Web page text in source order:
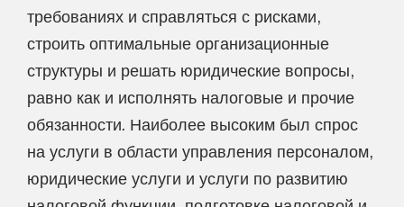
требованиях и справляться с рисками,
строить оптимальные организационные
структуры и решать юридические вопросы,
равно как и исполнять налоговые и прочие
обязанности. Наиболее высоким был спрос
на услуги в области управления персоналом,
юридические услуги и услуги по развитию